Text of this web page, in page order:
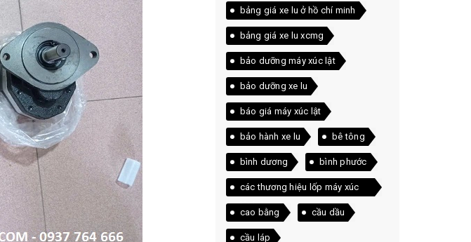
bảng giá xe lu ở hồ chí minh
bảng giá xe lu xcmg
bảo dưỡng máy xúc lật
bảo dưỡng xe lu
báo giá máy xúc lật
bảo hành xe lu bê tông
bình dương bình phước
các thương hiệu lốp máy xúc
lật hiện nay
cao bằng cầu dầu
cầu láp